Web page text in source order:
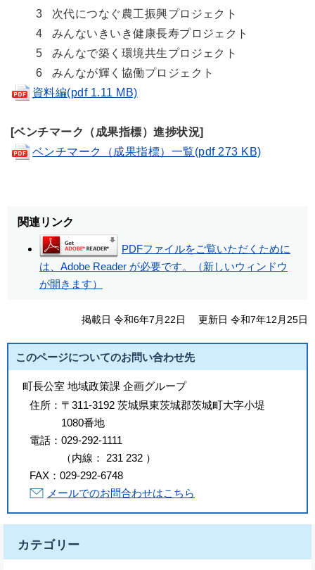
3 次代につなぐ農工振興プロジェクト
4 みんないきいき健康長寿プロジェクト
5 みんなで築く環境共生プロジェクト
6 みんなが輝く協働プロジェクト
資料編(pdf 1.11 MB)
[ベンチマーク（成果指標）進捗状況]
ベンチマーク（成果指標）一覧(pdf 273 KB)
関連リンク
PDFファイルをご覧いただくために
は、Adobe Reader が必要です。（新しいウィンドウ
が開きます）
掲載日 令和6年7月22日 更新日 令和7年12月25日
このページについてのお問い合わせ先
町長公室 地域政策課 企画グループ
住所： 〒311-3192 茨城県東茨城郡茨城町大字小堤
1080番地
電話： 029-292-1111
（内線 ： 231 232 ）
FAX： 029-292-6748
メールでのお問合わせはこちら
カテゴリー